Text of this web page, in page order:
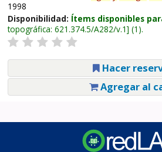
1998
Disponibilidad: Ítems disponibles
topográfica: 621.374.5/A282/v.1 (1).
Hacer
Agregar al